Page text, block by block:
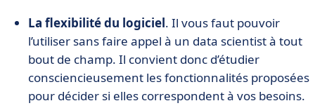
La flexibilité du logiciel. Il vous faut pouvoir
l’utiliser sans faire appel à un data scientist à tout
bout de champ. Il convient donc d’étudier
consciencieusement les fonctionnalités proposées
pour décider si elles correspondent à vos besoins.